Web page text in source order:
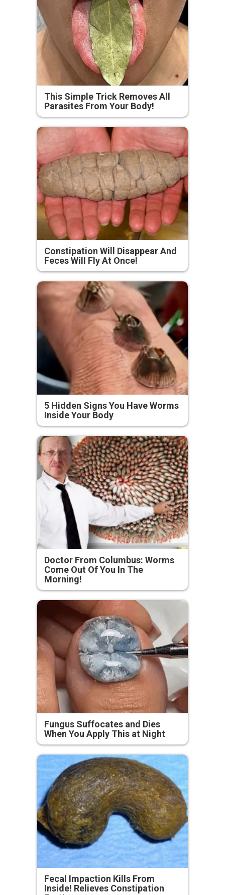
This Simple Trick Removes All
Parasites From Your Body!
Constipation Will Disappear And
Feces Will Fly At Once!
5 Hidden Signs You Have Worms
Inside Your Body
Doctor From Columbus: Worms
Come Out Of You In The
Morning!
Fungus Suffocates and Dies
When You Apply This at Night
Fecal Impaction Kills From
Inside! Relieves Constipation